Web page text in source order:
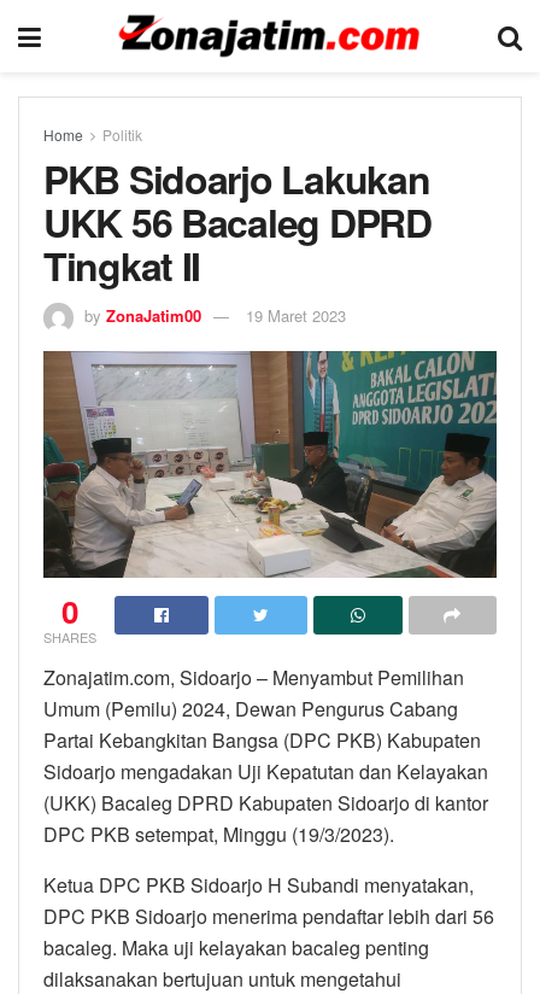
Home Politik
PKB Sidoarjo Lakukan
UKK 56 Bacaleg DPRD
Tingkat II
by ZonaJatim00 19 Maret 2023
0
SHARES
Zonajatim.com, Sidoarjo – Menyambut Pemilihan
Umum (Pemilu) 2024, Dewan Pengurus Cabang
Partai Kebangkitan Bangsa (DPC PKB) Kabupaten
Sidoarjo mengadakan Uji Kepatutan dan Kelayakan
(UKK) Bacaleg DPRD Kabupaten Sidoarjo di kantor
DPC PKB setempat, Minggu (19/3/2023).
Ketua DPC PKB Sidoarjo H Subandi menyatakan,
DPC PKB Sidoarjo menerima pendaftar lebih dari 56
bacaleg. Maka uji kelayakan bacaleg penting
dilaksanakan bertujuan untuk mengetahui